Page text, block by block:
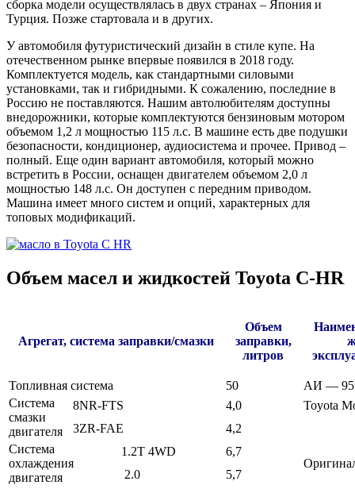
сборка модели осуществлялась в двух странах – Япония и
Турция. Позже стартовала и в других.
У автомобиля футуристический дизайн в стиле купе. На
отечественном рынке впервые появился в 2018 году.
Комплектуется модель, как стандартными силовыми
установками, так и гибридными. К сожалению, последние в
Россию не поставляются. Нашим автолюбителям доступны
внедорожники, которые комплектуются бензиновым мотором
объемом 1,2 л мощностью 115 л.с. В машине есть две подушки
безопасности, кондиционер, аудиосистема и прочее. Привод –
полный. Еще один вариант автомобиля, который можно
встретить в России, оснащен двигателем объемом 2,0 л
мощностью 148 л.с. Он доступен с передним приводом.
Машина имеет много систем и опций, характерных для
топовых модификаций.
Объем масел и жидкостей Toyota C-HR
Агрегат, система заправки/смазки
Объем
заправки,
литров
Топливная система 50
АИ — 95
Система
смазки
двигателя
8NR-FTS 4,0
Toyota
3ZR-FAE
4,2
Система
охлаждения
двигателя
1.2T 4WD
6,7
2.0
5,7